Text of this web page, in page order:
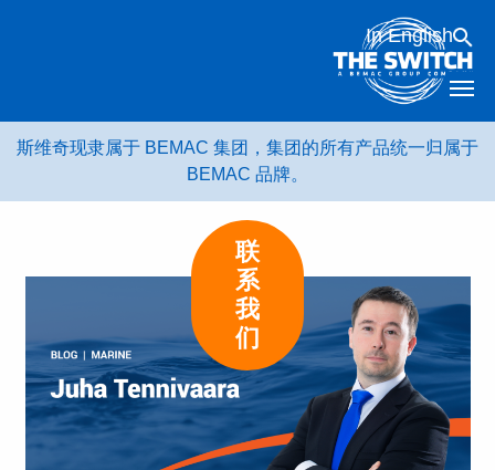
容
联
系
我
们
In English
斯维奇现隶属于 BEMAC 集团，集团的所有产品统一归属于
BEMAC 品牌。